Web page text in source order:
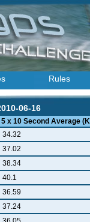
Rules
06-16
5 x 10 Second Average
34.32
37.02
38.34
40.1
36.59
37.24